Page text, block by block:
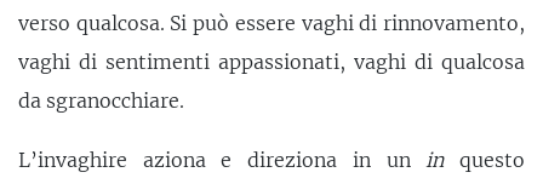
verso qualcosa. Si può essere vaghi di rinnovamento,
vaghi di sentimenti appassionati, vaghi di qualcosa
da sgranocchiare.
L’invaghire aziona e direziona in uninquesto